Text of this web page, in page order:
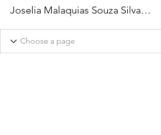
Joselia Malaquias Souza Silva Josy